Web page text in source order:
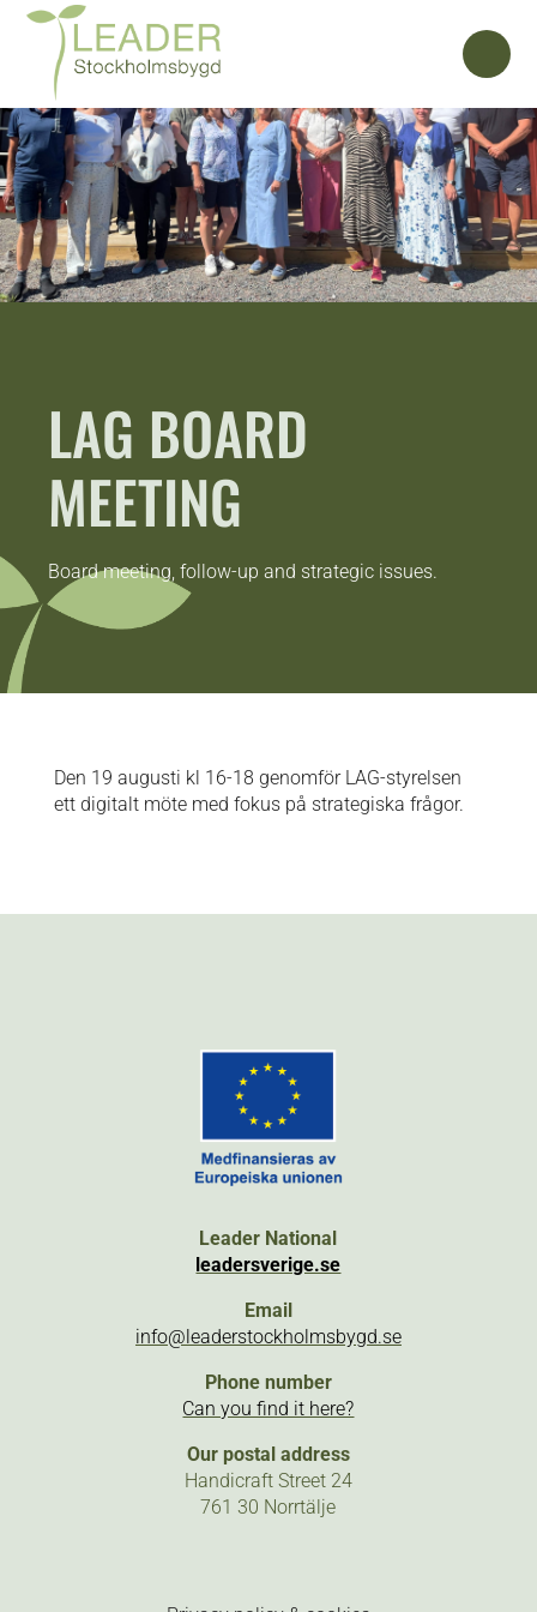
LAG BOARD
MEETING
Board meeting, follow-up and strategic issues.
Den 19 augusti kl 16-18 genomför LAG-styrelsen
ett digitalt möte med fokus på strategiska frågor.
Leader National
leadersverige.se
Email
info@leaderstockholmsbygd.se
Phone number
Can you find it here?
Our postal address
Handicraft Street 24
761 30 Norrtälje